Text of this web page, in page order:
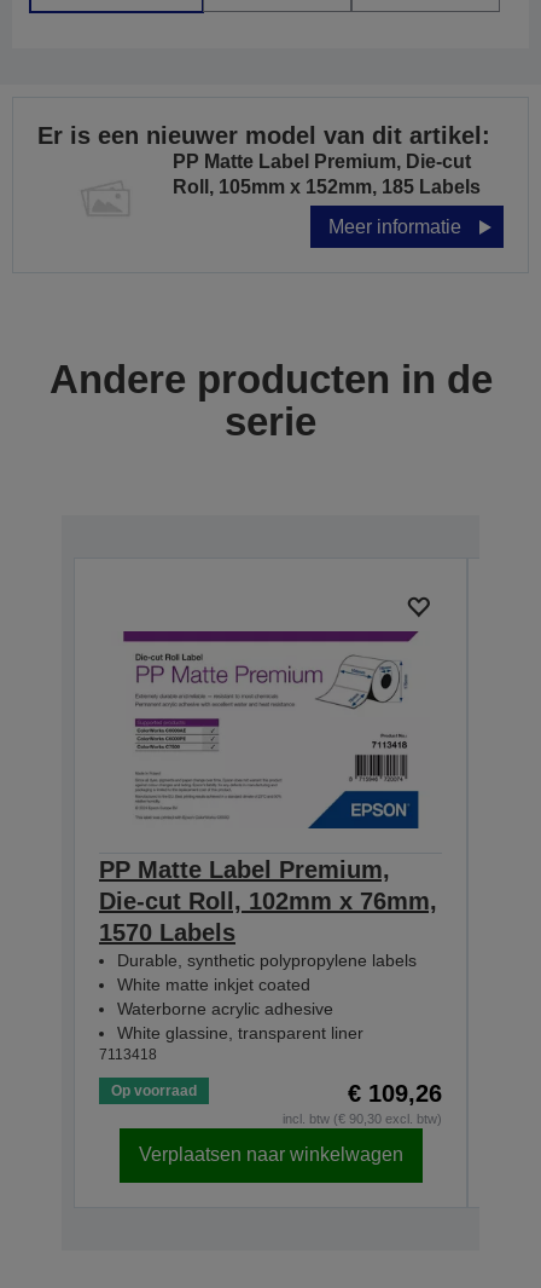
Er is een nieuwer model van dit artikel:
PP Matte Label Premium, Die-cut
Roll, 105mm x 152mm, 185 Labels
Meer informatie
Andere producten in de
serie
PP Matte Label Premium,
Die-cut Roll, 102mm x 76mm,
1570 Labels
Durable, synthetic polypropylene labels
White matte inkjet coated
Waterborne acrylic adhesive
White glassine, transparent liner
7113418
Op voorraad € 109,26
incl. btw (€ 90,30 excl. btw)
Verplaatsen naar winkelwagen